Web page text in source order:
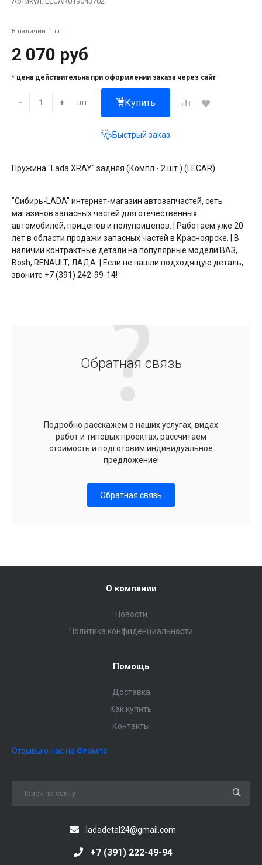
В наличии: 1 шт
2 070 руб
* цена действительна при оформлении заказа через сайт
- + шт. Купить
Быстрый заказ
Пружина "Lada XRAY" задняя (Компл.- 2 шт.) (LECAR)
"Сибирь-LADA" интернет-магазин автозапчастей, сеть
магазинов запасных частей для отечественных
автомобилей, прицепов и полуприцепов. | Работаем уже 20
лет в области продажи запасных частей в Красноярске. | В
наличии контрактные детали на популярные модели ВАЗ,
Bosh, RENAULT, ЛАДА. | Если не нашли подходящую деталь,
звоните +7 (391) 242-99-14!
Обратная связь
Подробно расскажем о наших услугах, видах
работ и типовых проектах, рассчитаем
стоимость и подготовим индивидуальное
предложение!
Обратная связь
О компании
Новости
Политика конфиденциальности
Помощь
Доставка
Как купить
Контакты
Отзывы о нас на Флампе
ladadetal24@gmail.com
+7 (391) 222-49-94